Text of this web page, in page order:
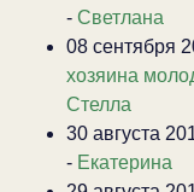
- Светлана
08 сентября
хозяина
Стелла
30 августа
- Екатерина